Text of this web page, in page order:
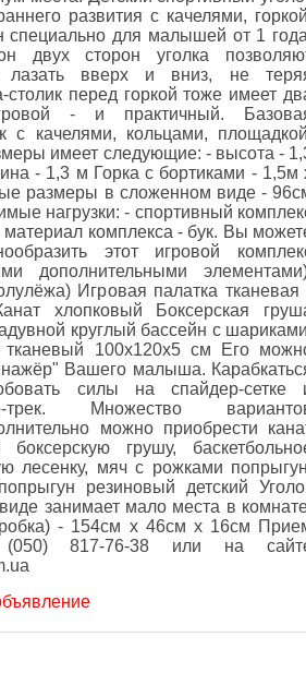
развития с качелями,
специально для малышей от 1
двух сторон уголка
лазать вверх и вниз, не
столик перед горкой тоже имеет
- и практичный.
с качелями, кольцами,
имеет следующие: - высота -
- 1,3 м Горка с бортиками - 1,5м
размеры в сложенном виде -
нагрузки: - спортивный
материал комплекса - бук. Вы
этот игровой
дополнительными
Игровая палатка тканевая
хлопковый Боксерская
круглый бассейн с
тканевый 100х120х5 см Его
Вашего малыша.
силы на спайдер-сетке
трек. Множество
можно приобрести
боксерскую грушу,
лесенку, мяч с рожками
резиновый детский
занимает мало места в
- 154см х 46см х 16см
817-76-38 или на